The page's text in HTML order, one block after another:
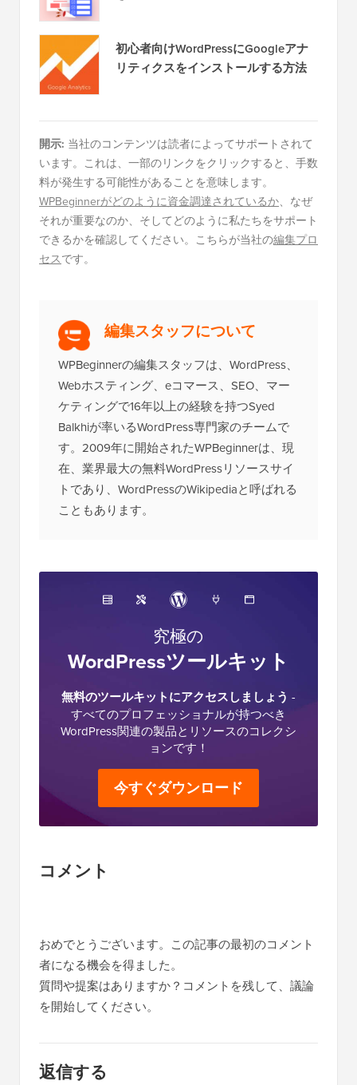
初心者向けWordPressにGoogleアナ
リティクスをインストールする方法
開示: 当社のコンテンツは読者によってサポートされて
います。これは、一部のリンクをクリックすると、手数
料が発生する可能性があることを意味します。
WPBeginnerがどのように資金調達されているか、なぜ
それが重要なのか、そしてどのように私たちをサポート
できるかを確認してください。こちらが当社の編集プロ
セスです。
編集スタッフについて
WPBeginnerの編集スタッフは、WordPress、
Webホスティング、eコマース、SEO、マー
ケティングで16年以上の経験を持つSyed
Balkhiが率いるWordPress専門家のチームで
す。2009年に開始されたWPBeginnerは、現
在、業界最大の無料WordPressリソースサイ
トであり、WordPressのWikipediaと呼ばれる
こともあります。
究極の
WordPressツールキット
無料のツールキットにアクセスしましょう -
すべてのプロフェッショナルが持つべき
WordPress関連の製品とリソースのコレクシ
ョンです！
今すぐダウンロード
読
の
イ
ン
タ
ラ
ク
コメント
おめでとうございます。この記事の最初のコメント
者になる機会を得ました。
質問や提案はありますか？コメントを残して、議論
を開始してください。
返信する